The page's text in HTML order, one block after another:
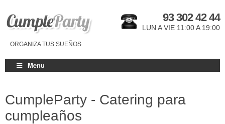
ORGANIZA TUS SUEÑOS
93 302 42 44
LUN A VIE 11:00 A 19:00
Menu
CumpleParty - Catering para
cumpleaños